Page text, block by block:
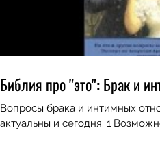
Библия про "это": Брак и
Вопросы брака и интимных
актуальны и